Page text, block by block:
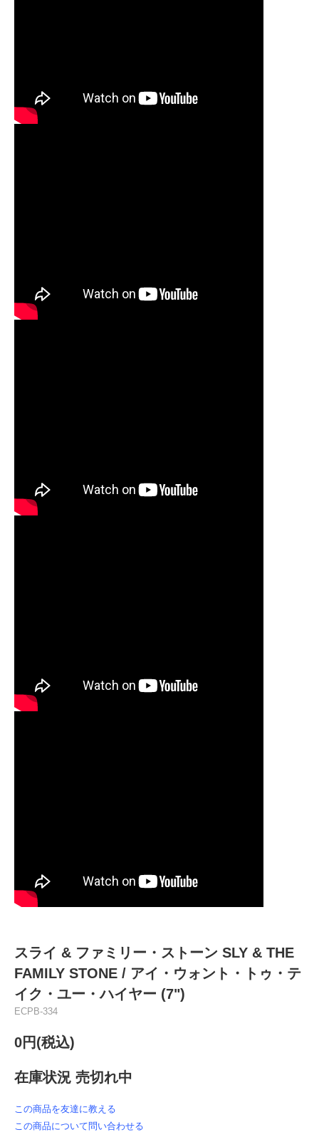
スライ & ファミリー・ストーン SLY & THE
FAMILY STONE / アイ・ウォント・トゥ・テ
イク・ユー・ハイヤー (7")
ECPB-334
0円(税込)
在庫状況 売切れ中
この商品を友達に教える
この商品について問い合わせる